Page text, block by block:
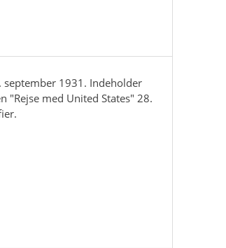
september 1931. Indeholder
"Rejse med United States" 28.